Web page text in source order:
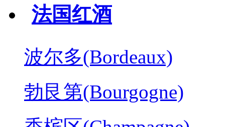
法国红酒
波尔多(Bordeaux)
勃艮第(Bourgogne)